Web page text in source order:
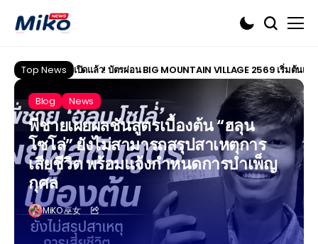
Top News เปิดแล้ว! บัตรผ่อน BIG MOUNTAIN VILLAGE 2569 เริ่มต้นเ
Blog News
พี่ชายเผยผลชันสูตรเบื้องต้น “ฮลุน
โซโล่” ยังไม่สามารถสรุปสาเหตุการ
เสียชีวิต พร้อมแจ้งกำหนดการบำเพ็ญ
กุศล
MiKO 巫女